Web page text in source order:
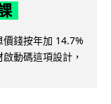
錢按年加 14.7%
動碼這項設計，